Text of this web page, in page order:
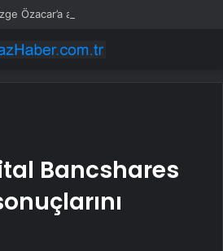
Özacar’a anlamlı hediye
Bancshares